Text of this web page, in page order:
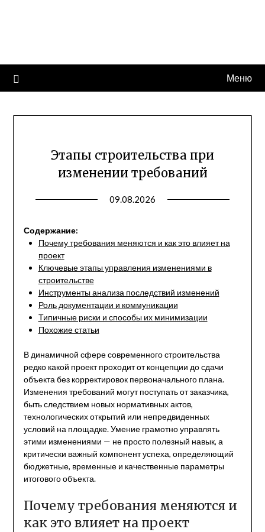
Меню
Этапы строительства при
изменении требований
09.08.2026
Содержание:
Почему требования меняются и как это влияет на
проект
Ключевые этапы управления изменениями в
строительстве
Инструменты анализа последствий изменений
Роль документации и коммуникации
Типичные риски и способы их минимизации
Похожие статьи
В динамичной сфере современного строительства
редко какой проект проходит от концепции до сдачи
объекта без корректировок первоначального плана.
Изменения требований могут поступать от заказчика,
быть следствием новых нормативных актов,
технологических открытий или непредвиденных
условий на площадке. Умение грамотно управлять
этими изменениями — не просто полезный навык, а
критически важный компонент успеха, определяющий
бюджетные, временные и качественные параметры
итогового объекта.
Почему требования меняются и
как это влияет на проект